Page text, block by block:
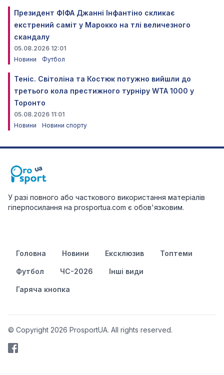
Президент ФІФА Джанні Інфантіно скликає
екстрений саміт у Марокко на тлі величезного
скандалу
05.08.2026 12:01
Новини
Футбол
Теніс. Світоліна та Костюк потужно вийшли до
третього кола престижного турніру WTA 1000 у
Торонто
05.08.2026 11:01
Новини
Новини спорту
У разі повного або часткового використання матеріалів
гіперпосилання на prosportua.com є обов'язковим.
Головна Новини Ексклюзив Топтеми
Футбол ЧС-2026 Інші види
Гаряча кнопка
© Copyright 2026 ProsportUA. All rights reserved.